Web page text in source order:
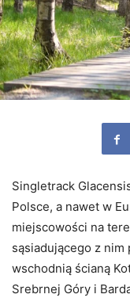
Singletrack
Polsce, a nawet w
miejscowości na
sąsiadującego z
wschodnią ścianą
Srebrnej Góry i